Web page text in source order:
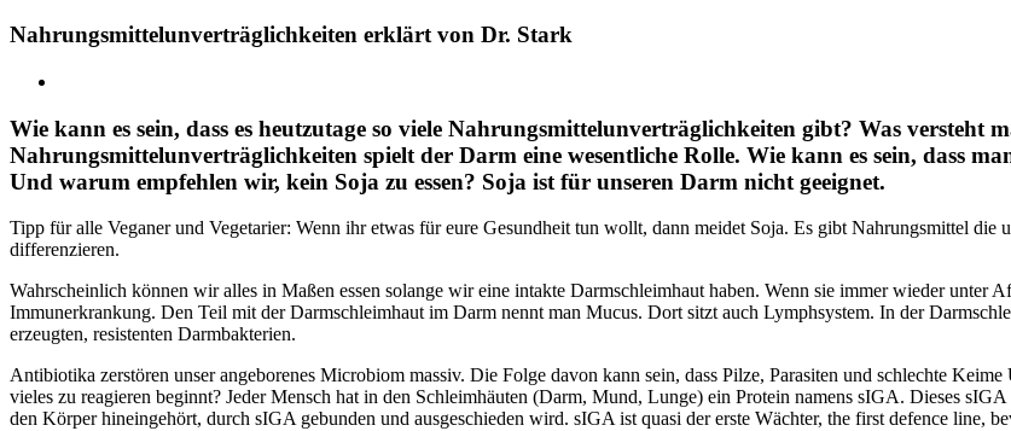
Nahrungsmittelunverträglichkeiten erklärt von Dr. Stark
Bild
Wie kann es sein, dass es heutzutage so viele Nahrungsmittelunverträglichkeiten gibt? Was
Nahrungsmittelunverträglichkeiten spielt der Darm eine wesentliche Rolle. Wie kann es sein, dass
Und warum empfehlen wir, kein Soja zu essen? Soja ist für unseren Darm nicht geeignet.
Tipp für alle Veganer und Vegetarier: Wenn ihr etwas für eure Gesundheit tun wollt, dann meidet Soja. Es gibt Nahrungsmittel die
differenzieren.
Wahrscheinlich können wir alles in Maßen essen solange wir eine intakte Darmschleimhaut haben. Wenn sie immer wieder unter
Immunerkrankung. Den Teil mit der Darmschleimhaut im Darm nennt man Mucus. Dort sitzt auch Lymphsystem. In der
erzeugten, resistenten Darmbakterien.
Antibiotika zerstören unser angeborenes Microbiom massiv. Die Folge davon kann sein, dass Pilze, Parasiten und schlechte
vieles zu reagieren beginnt? Jeder Mensch hat in den Schleimhäuten (Darm, Mund, Lunge) ein Protein namens sIGA. Dieses
den Körper hineingehört, durch sIGA gebunden und ausgeschieden wird. sIGA ist quasi der erste Wächter, the first defence line,